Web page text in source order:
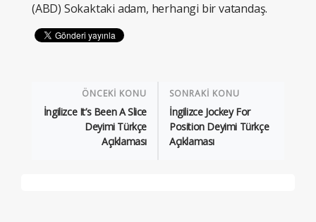
(ABD) Sokaktaki adam, herhangi bir vatandaş.
ÖNCEKİ KONU
İngilizce It’s Been A Slice
Deyimi Türkçe
Açıklaması
SONRAKİ KONU
İngilizce Jockey For
Position Deyimi Türkçe
Açıklaması